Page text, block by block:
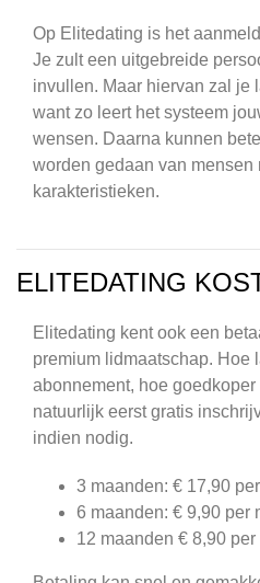
Op Elitedating is het
Je zult een uitgebreide
invullen. Maar hiervan zal je
want zo leert het systeem
wensen. Daarna kunnen
worden gedaan van mensen
karakteristieken.
ELITEDATING
Elitedating kent ook een
premium lidmaatschap. Hoe
abonnement, hoe
natuurlijk eerst gratis
indien nodig.
3 maanden: € 17,90
6 maanden: € 9,90 per
12 maanden € 8,90 per